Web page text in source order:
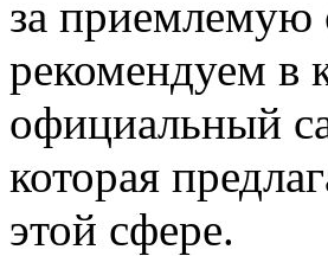
за приемлемую
рекомендуем в
официальный
которая
этой сфере.